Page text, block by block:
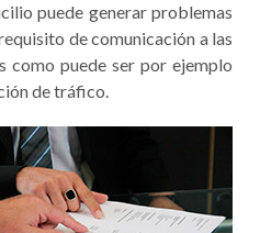
puede generar problemas
de comunicación a las
como puede ser por ejemplo
de tráfico.